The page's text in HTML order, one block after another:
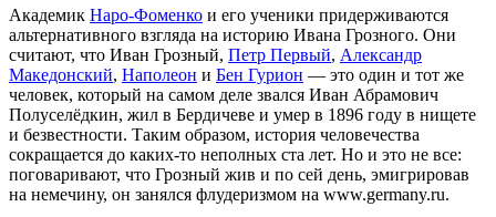
Академик Наро-Фоменко и его ученики придерживаются
альтернативного взгляда на историю Ивана Грозного. Они
считают, что Иван Грозный, Петр Первый, Александр
Македонский, Наполеон и Бен Гурион — это один и тот же
человек, который на самом деле звался Иван Абрамович
Полуселёдкин, жил в Бердичеве и умер в 1896 году в нищете
и безвестности. Таким образом, история человечества
сокращается до каких-то неполных ста лет. Но и это не все:
поговаривают, что Грозный жив и по сей день, эмигрировав
на немечину, он занялся флудеризмом на www.germany.ru.